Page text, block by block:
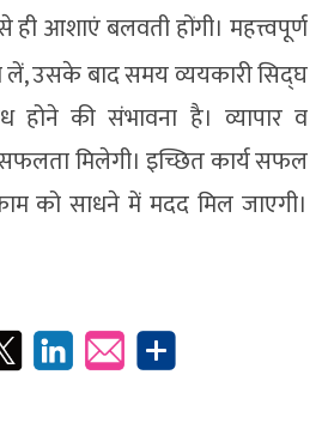
ही आशाएं बलवती होंगी। महत्त्वपूर्ण
लें, उसके बाद समय व्ययकारी सिद्घ
होने की संभावना है। व्यापार व
मिलेगी। इच्छित कार्य सफल
को साधने में मदद मिल जाएगी।